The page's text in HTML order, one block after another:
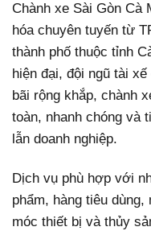
Chành xe Sài Gòn Cà
hóa chuyên tuyến từ
thành phố thuộc tỉnh
hiện đại, đội ngũ tài
bãi rộng khắp, chành
toàn, nhanh chóng và
lẫn doanh nghiệp.
Dịch vụ phù hợp với
phẩm, hàng tiêu
móc thiết bị và thủy